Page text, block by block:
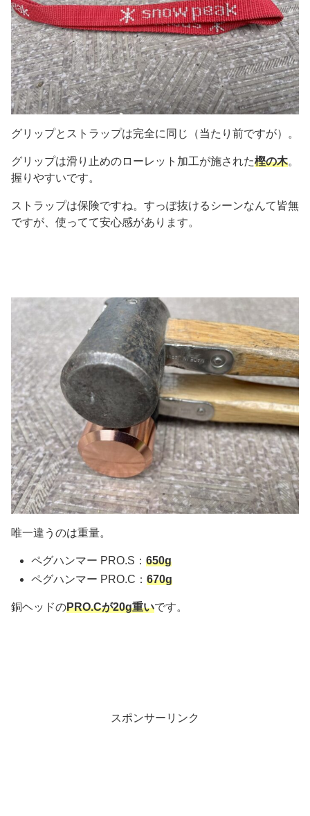
グリップとストラップは完全に同じ（当たり前ですが）。
グリップは滑り止めのローレット加工が施された樫の木。
握りやすいです。
ストラップは保険ですね。すっぽ抜けるシーンなんて皆無
ですが、使ってて安心感があります。
唯一違うのは重量。
ペグハンマー PRO.S：650g
ペグハンマー PRO.C：670g
銅ヘッドのPRO.Cが20g重いです。
スポンサーリンク